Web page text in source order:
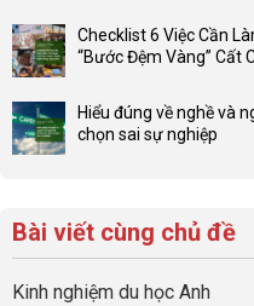
sức
mạnh
network
gia
đình
sự
nghiệp
Đầu
tư
sớm:
Chiến
hiệu
quả
của
bình
luận
Đừng
để
bộ
hồ
sơ
du
Checklist 6 Việc Cần
“Bước Đệm Vàng” Cất
bình
luận
Việc
Biến
Hiểu đúng về nghề và
chọn sai sự nghiệp
luận
ở
Hiểu
đúng
Bài viết cùng chủ đề
Kinh nghiệm du học Anh